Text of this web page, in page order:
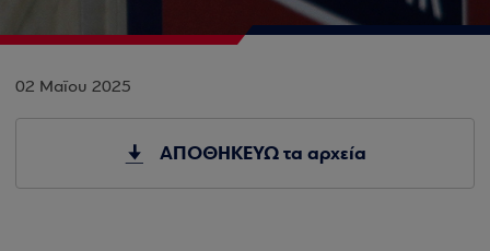
02 Μαΐου 2025
ΑΠΟΘΗΚΕΥΩ τα αρχεία